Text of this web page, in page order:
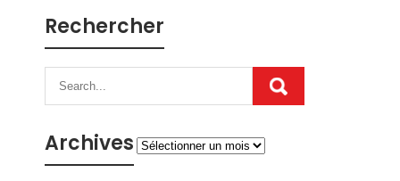
Rechercher
ArchivesArchives